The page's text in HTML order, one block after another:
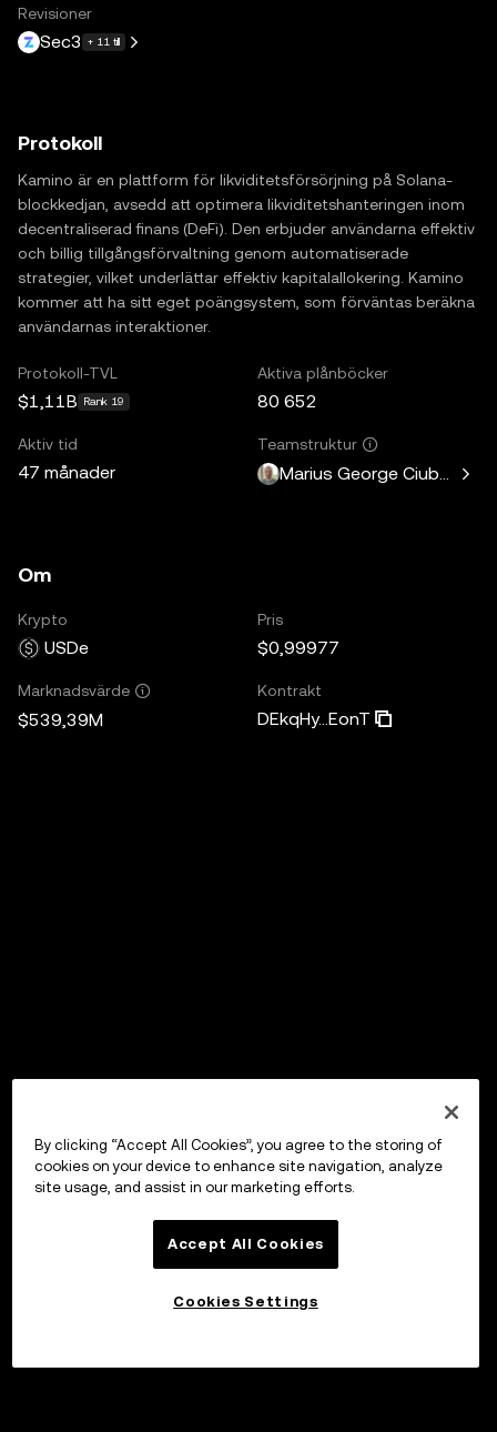
Revisioner
Sec3 + 11 till
Protokoll
Kamino är en plattform för likviditetsförsörjning på Solana-
blockkedjan, avsedd att optimera likviditetshanteringen inom
decentraliserad finans (DeFi). Den erbjuder användarna effektiv
och billig tillgångsförvaltning genom automatiserade
strategier, vilket underlättar effektiv kapitalallokering. Kamino
kommer att ha sitt eget poängsystem, som förväntas beräkna
användarnas interaktioner.
Protokoll-TVL
$1,11B Rank 19
Aktiva plånböcker
80 652
Aktiv tid
47 månader
Teamstruktur
Marius George Ciubotariu
Om
Krypto
USDe
Pris
$0,99977
Marknadsvärde
$539,39M
Kontrakt
DEkqHy...EonT
By clicking “Accept All Cookies”, you agree to the storing of
cookies on your device to enhance site navigation, analyze
site usage, and assist in our marketing efforts.
Accept All Cookies
Cookies Settings